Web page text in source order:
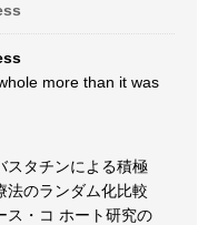
more than it was
スタチンによる積極
法のランダム化比較
ス・コ ホート研究の